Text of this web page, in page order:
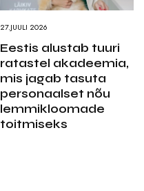
27.JUULI 2026
Eestis alustab tuuri
ratastel akadeemia,
mis jagab tasuta
personaalset nõu
lemmikloomade
toitmiseks